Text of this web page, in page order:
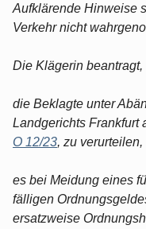
Aufklärende Hinweise
Verkehr nicht
Die Klägerin beantragt,
die Beklagte unter
Landgerichts Frankfurt
O 12/23, zu verurteilen,
es bei Meidung eines
fälligen
ersatzweise